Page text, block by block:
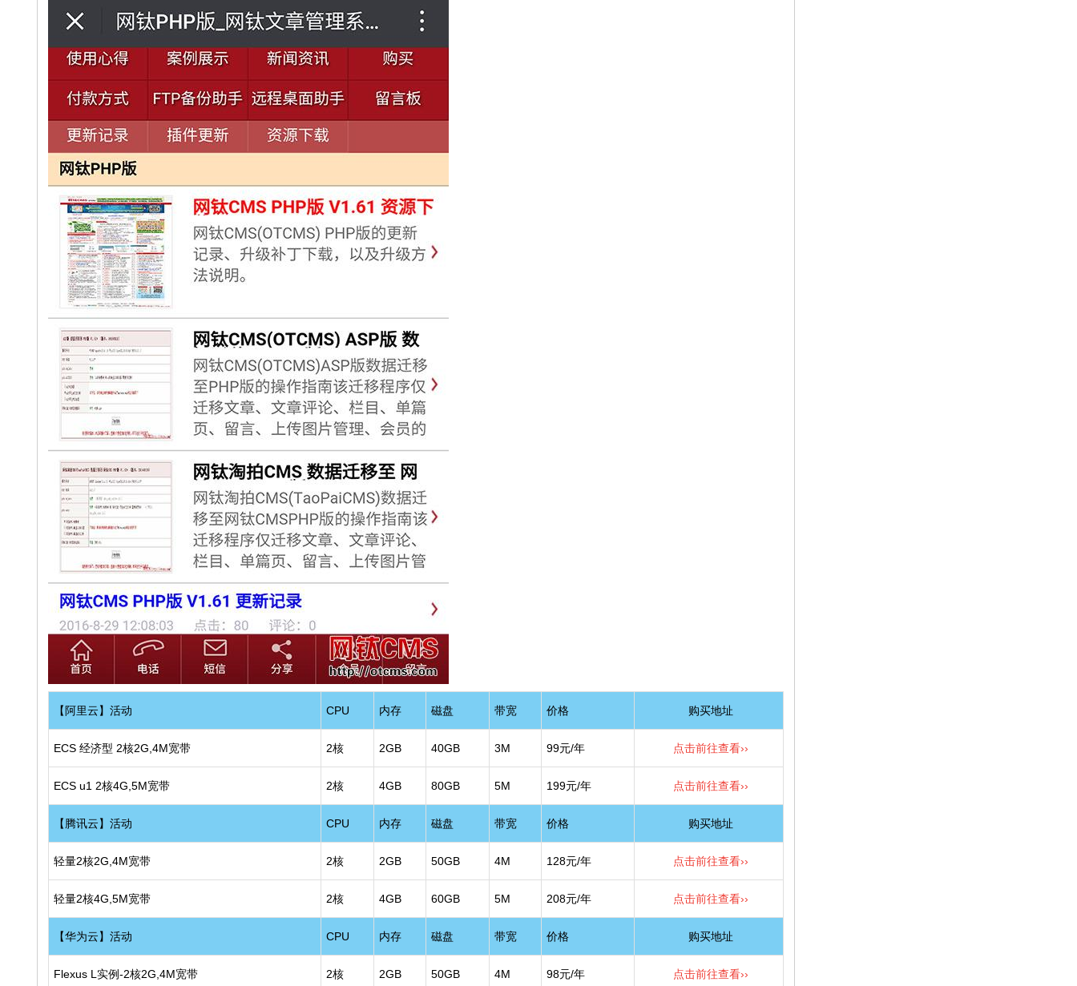
【阿里云】活动 CPU 内存 磁盘 带宽 价格 购买地址
ECS 经济型 2核2G,4M宽带 2核 2GB 40GB 3M 99元/年 点击前往查看››
ECS u1 2核4G,5M宽带 2核 4GB 80GB 5M 199元/年 点击前往查看››
【腾讯云】活动 CPU 内存 磁盘 带宽 价格 购买地址
轻量2核2G,4M宽带 2核 2GB 50GB 4M 128元/年 点击前往查看››
轻量2核4G,5M宽带 2核 4GB 60GB 5M 208元/年 点击前往查看››
【华为云】活动 CPU 内存 磁盘 带宽 价格 购买地址
Flexus L实例-2核2G,4M宽带 2核 2GB 50GB 4M 98元/年 点击前往查看››